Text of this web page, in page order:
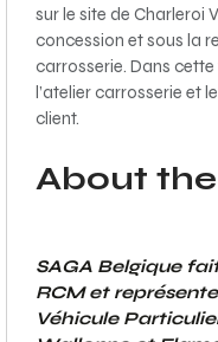
sur le site de Charleroi
concession et sous la
carrosserie. Dans
l’atelier carrosserie et
client.
About
SAGA Belgique
RCM et
Véhicule